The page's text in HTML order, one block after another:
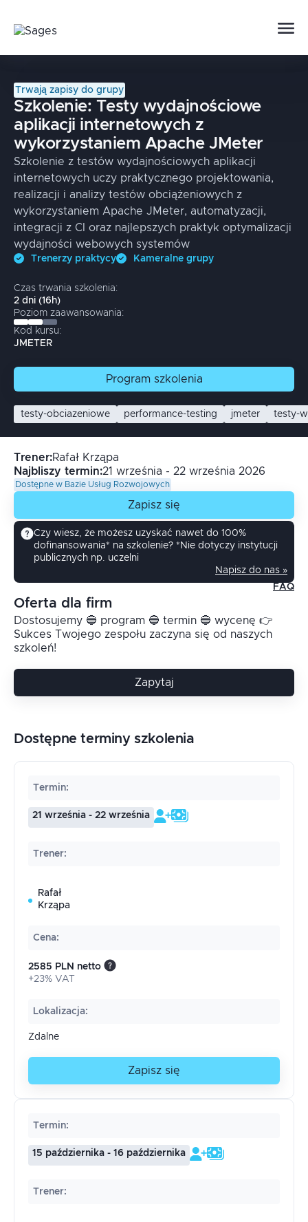
Trwają zapisy do grupy
Szkolenie: Testy wydajnościowe
aplikacji internetowych z
wykorzystaniem Apache JMeter
Szkolenie z testów wydajnościowych aplikacji
internetowych uczy praktycznego projektowania,
realizacji i analizy testów obciążeniowych z
wykorzystaniem Apache JMeter, automatyzacji,
integracji z CI oraz najlepszych praktyk optymalizacji
wydajności webowych systemów
Trenerzy praktycy Kameralne grupy
Czas trwania szkolenia:
2 dni (16 h)
Poziom zaawansowania:
Kod kursu:
JMETER
Program szkolenia
testy-obciazeniowe performance-testing jmeter testy-
Trener:Rafał Krząpa
Najbliszy termin:21 września - 22 września 2026
Dostępne w Bazie Usług Rozwojowych
Zapisz się
Czy wiesz, że możesz uzyskać nawet do 100%
dofinansowania* na szkolenie? *Nie dotyczy instytucji
publicznych np. uczelni
Napisz do nas »
FAQ
Oferta dla firm
Dostosujemy 🔵 program 🔵 termin 🔵 wycenę 👉
Sukces Twojego zespołu zaczyna się od naszych
szkoleń!
Zapytaj
Dostępne terminy szkolenia
Termin:
21 września - 22 września
Trener:
Rafał
Krząpa
Cena:
2585 PLN netto
+23% VAT
Lokalizacja:
Zdalne
Zapisz się
Termin:
15 października - 16 października
Trener: